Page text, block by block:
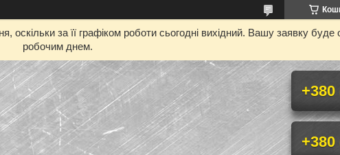
за її графіком роботи сьогодні вихідний. Вашу заявку
робочим днем.
+380
+380